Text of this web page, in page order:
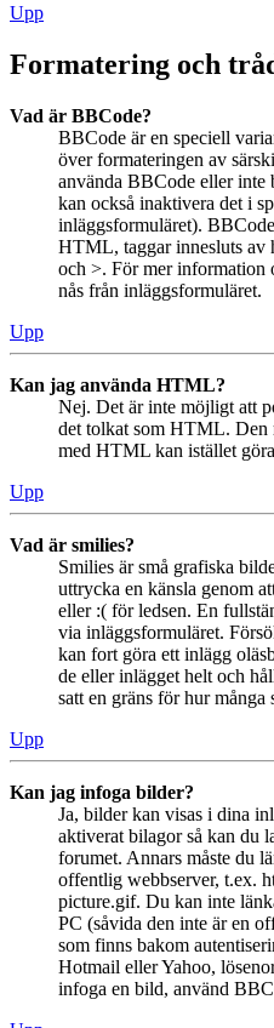
Upp
Formatering och
Vad är BBCode?
BBCode är en speciell
över formateringen av
använda BBCode eller inte
kan också inaktivera det i
inläggsformuläret).
HTML, taggar innesluts av
och >. För mer information
nås från inläggsformuläret.
Upp
Kan jag använda HTML?
Nej. Det är inte möjligt att
det tolkat som HTML. Den
med HTML kan istället
Upp
Vad är smilies?
Smilies är små grafiska
uttrycka en känsla genom
eller :( för ledsen. En
via inläggsformuläret.
kan fort göra ett inlägg
de eller inlägget helt och
satt en gräns för hur
Upp
Kan jag infoga bilder?
Ja, bilder kan visas i dina
aktiverat bilagor så kan du
forumet. Annars måste du
offentlig webbserver, t.ex.
picture.gif. Du kan inte
PC (såvida den inte är en
som finns bakom
Hotmail eller Yahoo,
infoga en bild, använd